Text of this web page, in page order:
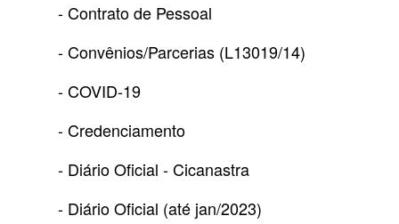
- Contrato de Pessoal
- Convênios/Parcerias (L13019/14)
- COVID-19
- Credenciamento
- Diário Oficial - Cicanastra
- Diário Oficial (até jan/2023)